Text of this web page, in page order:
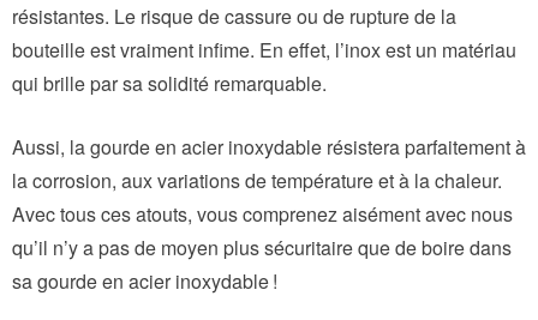
résistantes. Le risque de cassure ou de rupture de la
bouteille est vraiment infime. En effet, l’inox est un matériau
qui brille par sa solidité remarquable.
Aussi, la gourde en acier inoxydable résistera parfaitement à
la corrosion, aux variations de température et à la chaleur.
Avec tous ces atouts, vous comprenez aisément avec nous
qu’il n’y a pas de moyen plus sécuritaire que de boire dans
sa gourde en acier inoxydable !